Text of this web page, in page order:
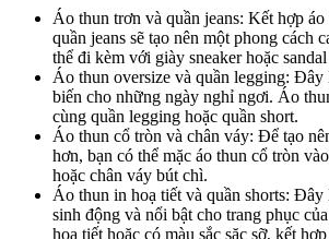
Áo thun trơn và quần jeans: Kết hợp
quần jeans sẽ tạo nên một phong cách
thể đi kèm với giày sneaker hoặc
Áo thun oversize và quần legging: Đây
biến cho những ngày nghỉ ngơi. Áo
cùng quần legging hoặc quần short.
Áo thun cổ tròn và chân váy: Để tạo
hơn, bạn có thể mặc áo thun cổ tròn
hoặc chân váy bút chì.
Áo thun in hoạ tiết và quần shorts: Đây
sinh động và nổi bật cho trang phục
họa tiết hoặc có màu sắc sặc sỡ, kết